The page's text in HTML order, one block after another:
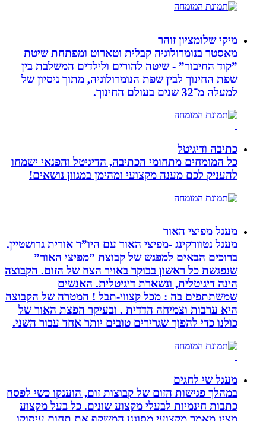
מיקי שלומציון זוהר
מאסטר בנומרולוגיה קבלית וטארוט ומפתחת שיטת
”קוד החיבור” - שיטה להורים ולילדים המשלבת בין
שפת החינוך לבין שפת הנומרולוגיה, מתוך ניסיון של
למעלה מ־32 שנים בעולם החינוך.
כתיבה ודיגיטל
כל המומחים מתחומי הכתיבה, הדיגיטל והפנאי ישמחו
להעניק לכם מענה מקצועי ומהימן במגוון נושאים!
מעגל מפיצי האור
מעגל נטוורקינג -מפיצי האור עם היו”ר אורית גרושטיין.
ברוכים הבאים למפגש של קבוצת ”מפיצי האור”
שנפגשת כל ראשון בבוקר באויר הצח של הזום. הקבוצה
הינה דיגיטלית, ונשארת דיגיטלית. האנשים
שמשתתפים בה : מכל קצווי-תבל ! המטרה של הקבוצה
היא ערבות וצמיחה הדדית . ובעיקר הפצת האור של
כולנו כדי להפוך שגרירים טובים יותר אחד עבור השני.
מעגל שי לחגים
במהלך פגישות הזום של קבוצות זום, הוענקו כשי לפסח
כתבות חינמיות לבעלי מקצוע שונים. כל בעל מקצוע